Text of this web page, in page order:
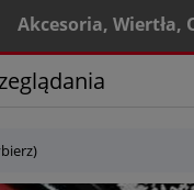
Akcesoria, Wiertła,